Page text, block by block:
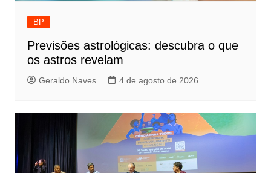
BP
Previsões astrológicas: descubra o que
os astros revelam
Geraldo Naves 4 de agosto de 2026